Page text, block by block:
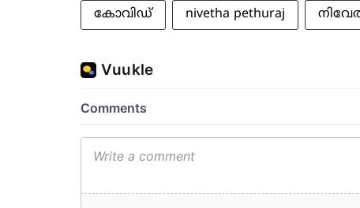
കോവിഡ് nivetha pethuraj